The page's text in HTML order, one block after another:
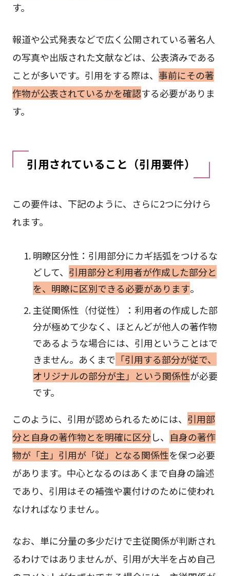
す。
報道や公式発表などで広く公開されている著名人
の写真や出版された文献などは、公表済みである
ことが多いです。引用をする際は、 事前にその著
作物が公表されているかを確認する必要がありま
す。
引用されていること（引用要件）
この要件は、下記のように、さらに2つに分けら
れます。
明瞭区分性：引用部分にカギ括弧をつけるな
どして、 引用部分と利用者が作成した部分と
を、明瞭に区別できる必要があります。
主従関係性（付従性）：利用者の作成した部
分が極めて少なく、ほとんどが他人の著作物
であるような場合には、引用ということはで
きません。あくまで 「引用する部分が従で、
オリジナルの部分が主」という関係性が必要
です。
このように、引用が認められるためには、 引用部
分と自身の著作物とを明確に区分し、
自身の著作
物が「主」引用が「従」となる関係性を保つ必要
があります。中心となるのはあくまで自身の論述
であり、引用はその補強や裏付けのために使われ
なければなりません。
なお、単に分量の多少だけで主従関係が判断され
るわけではありませんが、引用が大半を占め自己